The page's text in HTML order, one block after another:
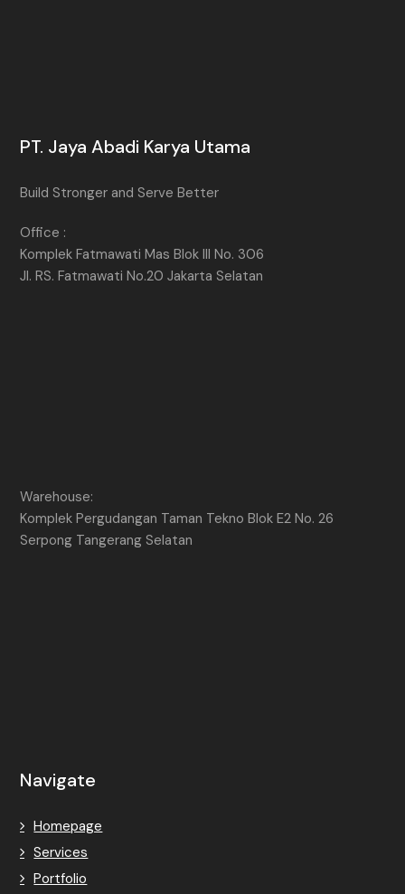
PT. Jaya Abadi Karya Utama
Build Stronger and Serve Better
Office :
Komplek Fatmawati Mas Blok III No. 306
Jl. RS. Fatmawati No.20 Jakarta Selatan
Warehouse:
Komplek Pergudangan Taman Tekno Blok E2 No. 26
Serpong Tangerang Selatan
Navigate
Homepage
Services
Portfolio